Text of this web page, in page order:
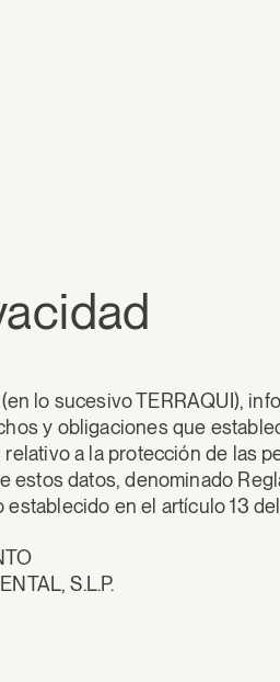
(en lo sucesivo TERRAQUI),
y obligaciones que
a la protección de las
estos datos, denominado
establecido en el artículo 13
S.L.P.